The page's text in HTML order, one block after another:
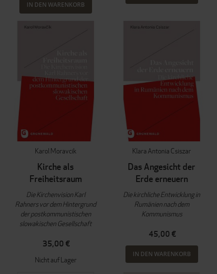
IN DEN WARENKORB
Karol Moravcik
Kirche als
Freiheitsraum
Die Kirchenvision Karl
Rahners vor dem Hintergrund
der postkommunistischen
slowakischen Gesellschaft
35,00 €
Nicht auf Lager
Klara Antonia Csiszar
Das Angesicht der
Erde erneuern
Die kirchliche Entwicklung in
Rumänien nach dem
Kommunismus
45,00 €
IN DEN WARENKORB